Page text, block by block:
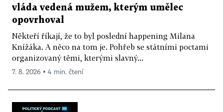
vláda vedená mužem, kterým umělec
opovrhoval
Někteří říkají, že to byl poslední happening Milana
Knížáka. A něco na tom je. Pohřeb se státními poctami
organizovaný těmi, kterými slavný...
7. 8. 2026 ▪ 4 min. čtení